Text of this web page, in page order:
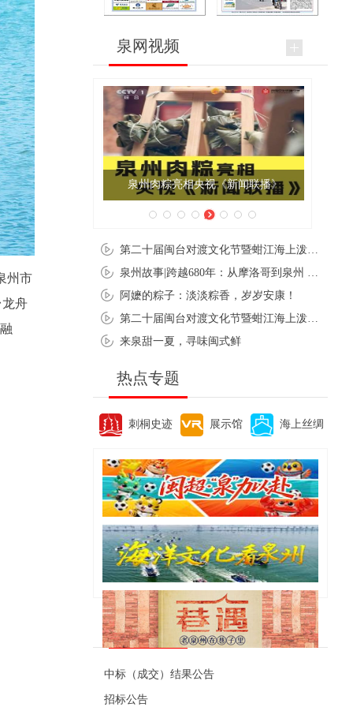
州市
舟
泉网视频
泉州肉粽亮相央视《新闻联播》
阿嬷的粽子：淡淡粽香，岁岁安康！
来泉甜一夏，寻味闽式鲜
热点专题
刺桐史迹 展示馆 海上丝绸
便民资讯
中标（成交）结果公告
招标公告